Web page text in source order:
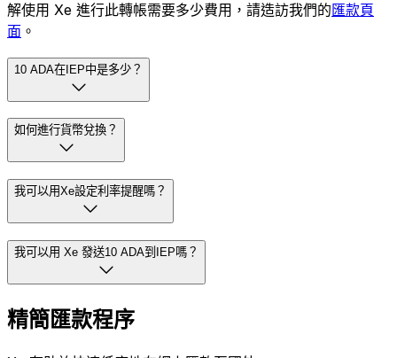
解使用 Xe 進行此轉帳需要多少費用，請造訪我們的匯款頁
面 。
10 ADA在IEP中是多少？
如何進行貨幣兌換？
我可以用Xe設定利率提醒嗎？
我可以用 Xe 發送10 ADA到IEP嗎？
精簡匯款程序